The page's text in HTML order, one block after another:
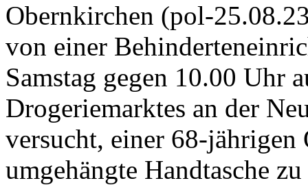
Obernkirchen (pol-
von einer
Samstag gegen 10.00 Uhr
Drogeriemarktes an der
versucht, einer 68-
umgehängte Handtasche